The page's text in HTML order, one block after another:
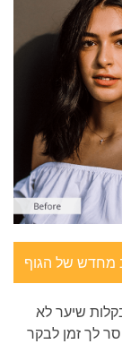
מחדש של הגוף
שיער לא
לך זמן לבקר